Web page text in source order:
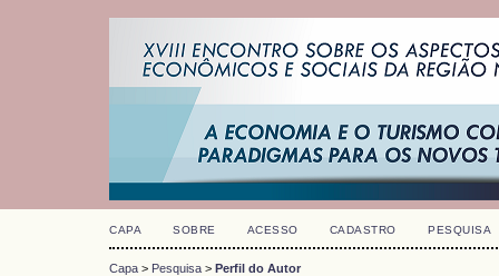
CAPA SOBRE ACESSO CADASTRO PESQUISA
Capa > Pesquisa > Perfil do Autor